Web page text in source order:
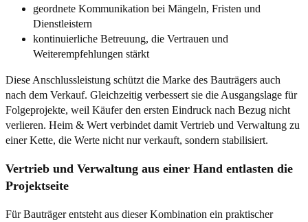
geordnete Kommunikation bei Mängeln, Fristen und
Dienstleistern
kontinuierliche Betreuung, die Vertrauen und
Weiterempfehlungen stärkt
Diese Anschlussleistung schützt die Marke des Bauträgers auch
nach dem Verkauf. Gleichzeitig verbessert sie die Ausgangslage für
Folgeprojekte, weil Käufer den ersten Eindruck nach Bezug nicht
verlieren. Heim & Wert verbindet damit Vertrieb und Verwaltung zu
einer Kette, die Werte nicht nur verkauft, sondern stabilisiert.
Vertrieb und Verwaltung aus einer Hand entlasten die
Projektseite
Für Bauträger entsteht aus dieser Kombination ein praktischer